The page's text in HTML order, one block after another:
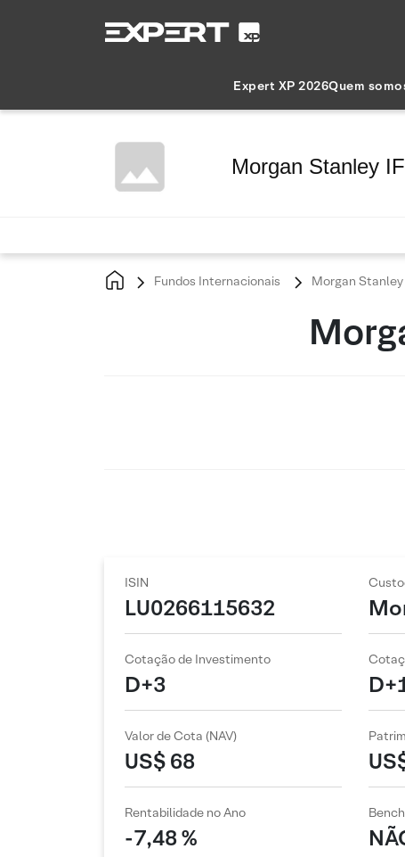
Expert XP 2026Quem
Morgan Stanley
Fundos Internacionais Morgan Stanley
ISIN
LU0266115632
Cotação de Investimento
D+3
Valor de Cota (NAV)
US$ 68
Rentabilidade no Ano
-7,48 %